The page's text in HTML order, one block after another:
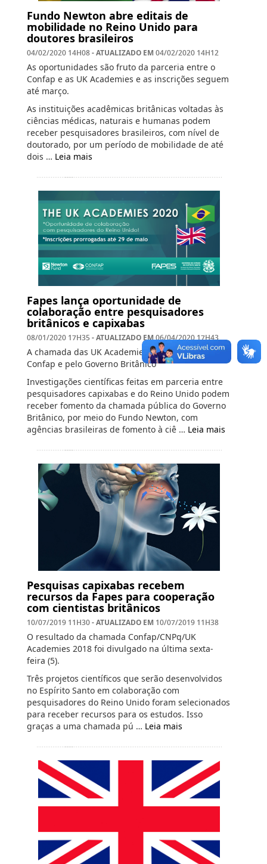
Fundo Newton abre editais de
mobilidade no Reino Unido para
doutores brasileiros
04/02/2020 14H08- ATUALIZADO EM 04/02/2020 14H12
As oportunidades são fruto da parceria entre o
Confap e as UK Academies e as inscrições seguem
até março.
As instituições acadêmicas britânicas voltadas às
ciências médicas, naturais e humanas podem
receber pesquisadores brasileiros, com nível de
doutorado, por um período de mobilidade de até
dois … Leia mais
Fapes lança oportunidade de
colaboração entre pesquisadores
britânicos e capixabas
08/01/2020 17H35- ATUALIZADO EM 06/04/2020 17H43
A chamada das UK Academies foi lançada pelo
Confap e pelo Governo Britânico
Investigações científicas feitas em parceria entre
pesquisadores capixabas e do Reino Unido podem
receber fomento da chamada pública do Governo
Britânico, por meio do Fundo Newton, com
agências brasileiras de fomento à ciê … Leia mais
Pesquisas capixabas recebem
recursos da Fapes para cooperação
com cientistas britânicos
10/07/2019 11H30- ATUALIZADO EM 10/07/2019 11H38
O resultado da chamada Confap/CNPq/UK
Academies 2018 foi divulgado na última sexta-
feira (5).
Três projetos científicos que serão desenvolvidos
no Espírito Santo em colaboração com
pesquisadores do Reino Unido foram selecionados
para receber recursos para os estudos. Isso
graças a uma chamada pú … Leia mais